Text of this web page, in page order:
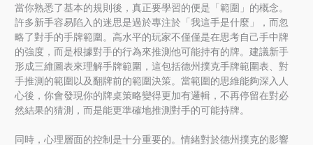
當你熟悉了基本的規則後，真正要學習的便是「範圍」的概念。
許多新手容易陷入的迷思是過於專注於「我這手是什麼」，而忽
略了對手的手牌範圍。高水平的玩家不僅僅是在思考自己手中牌
的強度，而是根據對手的行為來推測他可能持有的牌。建議新手
形成三維圖表來理解手牌範圍，這包括德州撲克手牌範圍表、對
手推測的範圍以及翻牌前的範圍決策。當範圍的思維能夠深入人
心後，你會發現你的牌桌策略變得更加有邏輯，不再停留在對必
然結果的猜測，而是能更準確地推測對手的可能持牌。
同時，心理層面的控制是十分重要的。情緒對於德州撲克的影響